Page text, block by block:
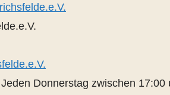
Donnerstag zwischen